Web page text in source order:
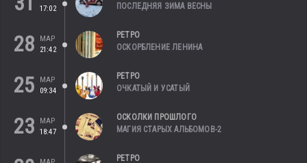
17:02
ПОСЛЕДНЯЯ ЗИМА ВЕСНЫ
28
МАР
21:42
РЕТРО
ОСКОРБЛЕНИЕ ЛЕНИНА
25
МАР
09:34
РЕТРО
ОЧКАТЫЙ И УСАТЫЙ
23
МАР
18:47
ОСКОЛКИ ПРОШЛОГО
МАГИЯ СТАРЫХ АЛЬБОМОВ-2
РЕТРО